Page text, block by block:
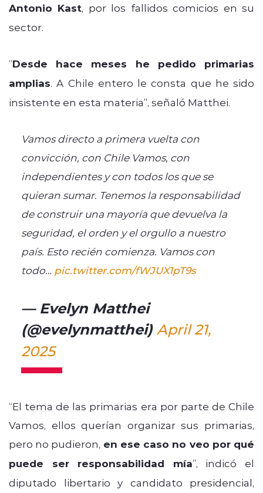
Antonio Kast, por los fallidos comicios en su
sector.
“Desde hace meses he pedido primarias
amplias. A Chile entero le consta que he sido
insistente en esta materia”, señaló Matthei.
Vamos directo a primera vuelta con
convicción, con Chile Vamos, con
independientes y con todos los que se
quieran sumar. Tenemos la responsabilidad
de construir una mayoría que devuelva la
seguridad, el orden y el orgullo a nuestro
país. Esto recién comienza. Vamos con
todo… pic.twitter.com/fWJUX1pT9s
— Evelyn Matthei
(@evelynmatthei) April 21,
2025
“El tema de las primarias era por parte de Chile
Vamos, ellos querían organizar sus primarias,
pero no pudieron, en ese caso no veo por qué
puede ser responsabilidad mía”, indicó el
diputado libertario y candidato presidencial,